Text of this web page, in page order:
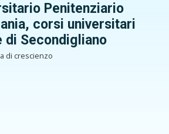
Penitenziario
corsi universitari
di Secondigliano
di crescienzo